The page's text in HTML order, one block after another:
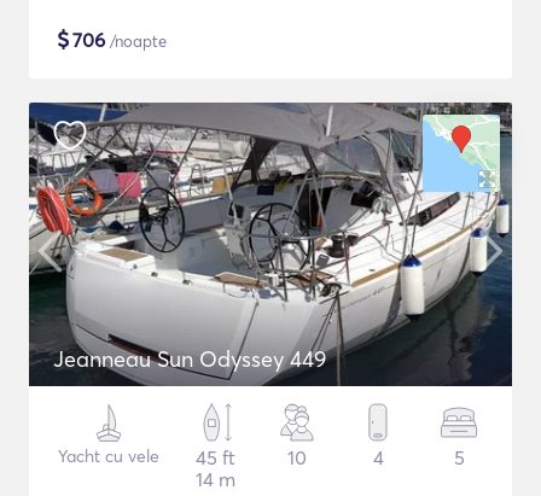
$706 /noapte
Jeanneau Sun Odyssey 449
Yacht cu vele
45 ft
14 m
10 4 5